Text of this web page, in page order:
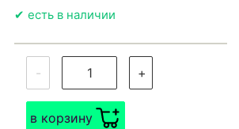
✔ есть в наличии
- +
в корзину